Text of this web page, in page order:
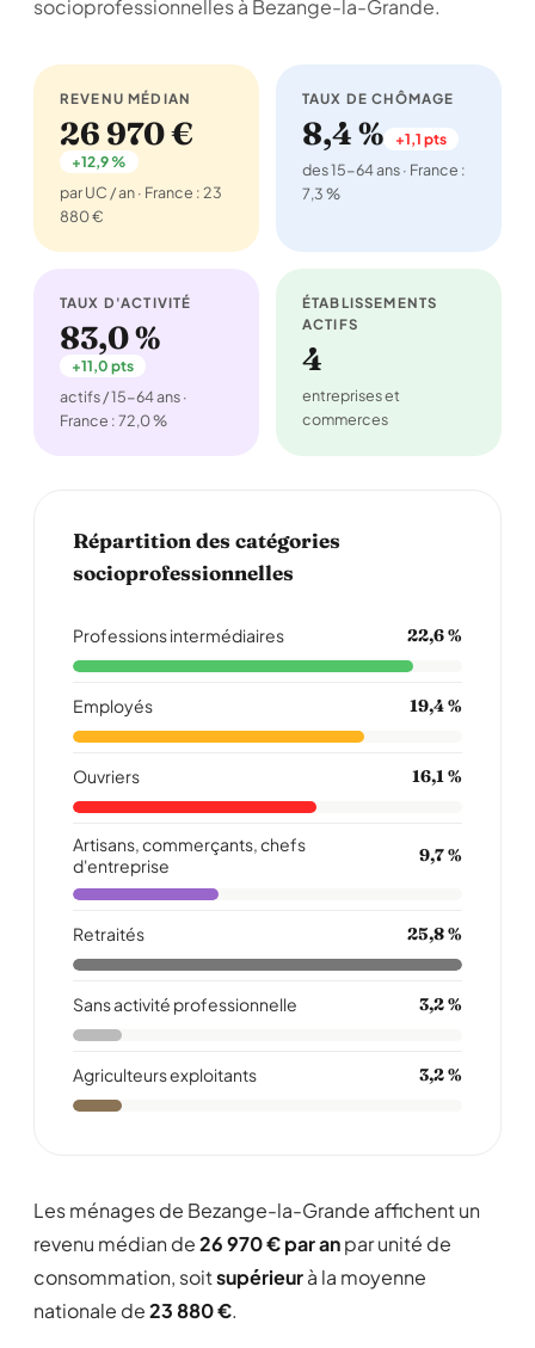
socioprofessionnelles à Bezange-la-Grande.
REVENU MÉDIAN
26 970 €
+12,9 %
par UC / an · France : 23
880 €
TAUX DE CHÔMAGE
8,4 % +1,1 pts
des 15-64 ans · France :
7,3 %
TAUX D'ACTIVITÉ
83,0 %
+11,0 pts
actifs / 15-64 ans ·
France : 72,0 %
ÉTABLISSEMENTS
ACTIFS
4
entreprises et
commerces
Répartition des catégories
socioprofessionnelles
Professions intermédiaires 22,6 %
Employés 19,4 %
Ouvriers 16,1 %
Artisans, commerçants, chefs
d'entreprise
9,7 %
Retraités 25,8 %
Sans activité professionnelle 3,2 %
Agriculteurs exploitants 3,2 %
Les ménages de Bezange-la-Grande affichent un
revenu médian de26 970 € par anpar unité de
consommation, soitsupérieurà la moyenne
nationale de23 880 €.